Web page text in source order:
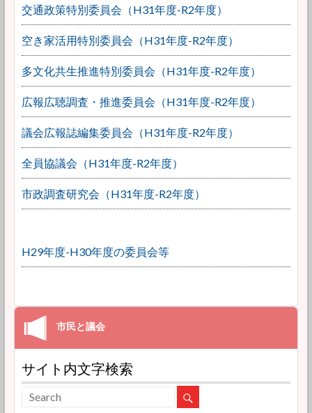
交通政策特別委員会（H31年度-R2年度）
空き家活用特別委員会（H31年度-R2年度）
多文化共生推進特別委員会（H31年度-R2年度）
広報広聴調査・推進委員会（H31年度-R2年度）
議会広報誌編集委員会（H31年度-R2年度）
全員協議会（H31年度-R2年度）
市政調査研究会（H31年度-R2年度）
H29年度-H30年度の委員会等
サイト内文字検索